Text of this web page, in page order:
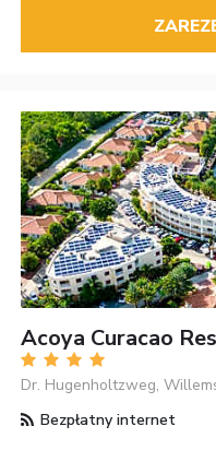
Acoya Curacao
Dr. Hugenholtzweg,
Bezpłatny internet